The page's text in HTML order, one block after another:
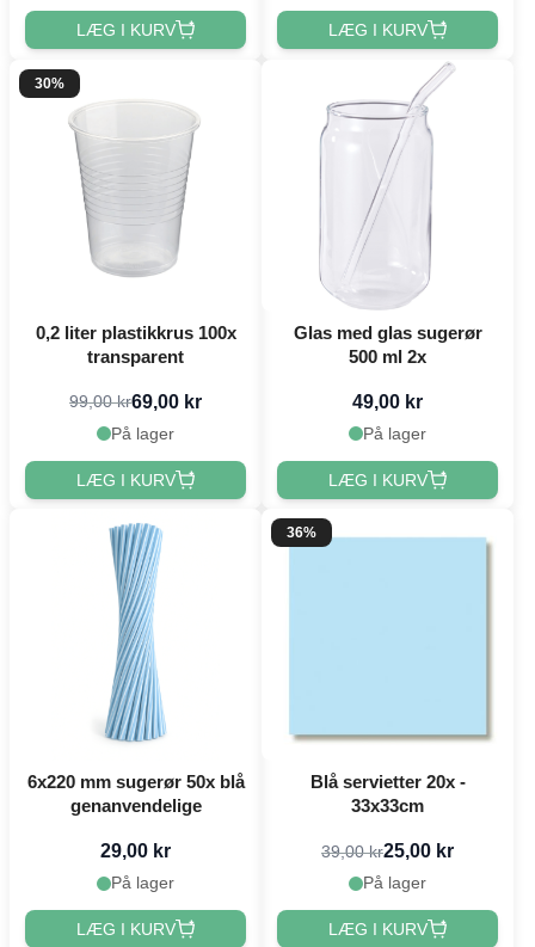
LÆG I KURV LÆG I KURV
30%
0,2 liter plastikkrus 100x
transparent
99,00 kr69,00 kr
På lager
LÆG I KURV
Glas med glas sugerør
500 ml 2x
49,00 kr
På lager
LÆG I KURV
6x220 mm sugerør 50x blå
genanvendelige
29,00 kr
På lager
LÆG I KURV
36%
Blå servietter 20x -
33x33cm
39,00 kr25,00 kr
På lager
LÆG I KURV